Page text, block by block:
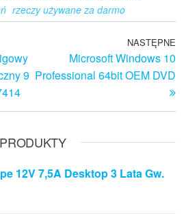
rzeczy używane za darmo
9
NASTĘPNE
Microsoft Windows 10
Professional 64bit OEM DVD
PRODUKTY
12V 7,5A Desktop 3 Lata Gw.